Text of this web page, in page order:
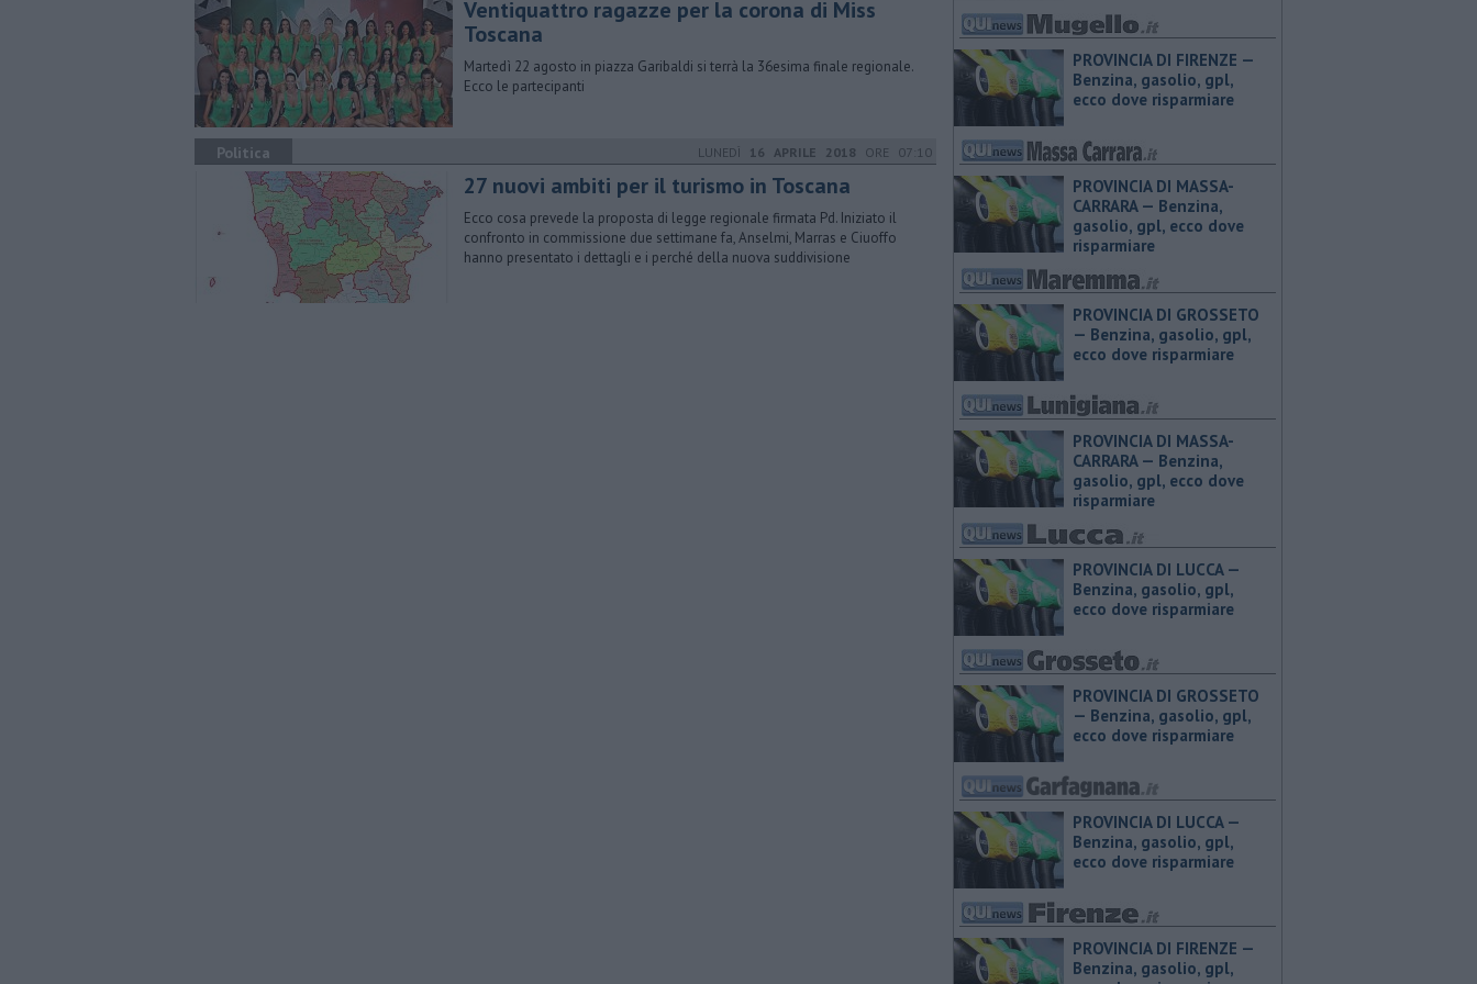
Ventiquattro ragazze per la corona di Miss
Toscana
Martedì 22 agosto in piazza Garibaldi si terrà la 36esima finale regionale.
Ecco le partecipanti
Politica LUNEDÌ 16 APRILE 2018 ORE 07:10
27 nuovi ambiti per il turismo in Toscana
Ecco cosa prevede la proposta di legge regionale firmata Pd. Iniziato il
confronto in commissione due settimane fa, Anselmi, Marras e Ciuoffo
hanno presentato i dettagli e i perché della nuova suddivisione
PROVINCIA DI FIRENZE — ​
Benzina, gasolio, gpl,
ecco dove risparmiare
PROVINCIA DI MASSA-
CARRARA — ​Benzina,
gasolio, gpl, ecco dove
risparmiare
PROVINCIA DI GROSSETO
— ​Benzina, gasolio, gpl,
ecco dove risparmiare
PROVINCIA DI MASSA-
CARRARA — ​Benzina,
gasolio, gpl, ecco dove
risparmiare
PROVINCIA DI LUCCA — ​
Benzina, gasolio, gpl,
ecco dove risparmiare
PROVINCIA DI GROSSETO
— ​Benzina, gasolio, gpl,
ecco dove risparmiare
PROVINCIA DI LUCCA — ​
Benzina, gasolio, gpl,
ecco dove risparmiare
PROVINCIA DI FIRENZE — ​
Benzina, gasolio, gpl,